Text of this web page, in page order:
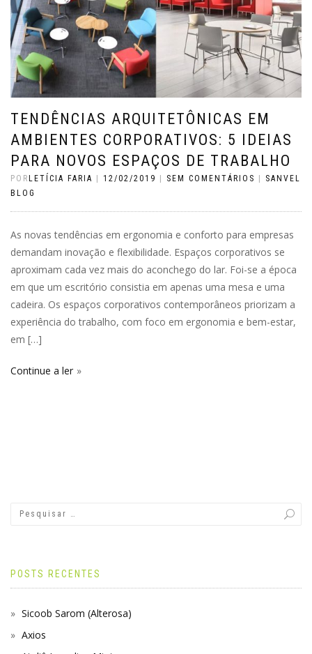
TENDÊNCIAS ARQUITETÔNICAS EM
AMBIENTES CORPORATIVOS: 5 IDEIAS
PARA NOVOS ESPAÇOS DE TRABALHO
PORLETÍCIA FARIA | 12/02/2019 | SEM COMENTÁRIOS | SANVEL
BLOG
As novas tendências em ergonomia e conforto para empresas
demandam inovação e flexibilidade. Espaços corporativos se
aproximam cada vez mais do aconchego do lar. Foi-se a época
em que um escritório consistia em apenas uma mesa e uma
cadeira. Os espaços corporativos contemporâneos priorizam a
experiência do trabalho, com foco em ergonomia e bem-estar,
em […]
Continue a ler
POSTS RECENTES
Sicoob Sarom (Alterosa)
Axios